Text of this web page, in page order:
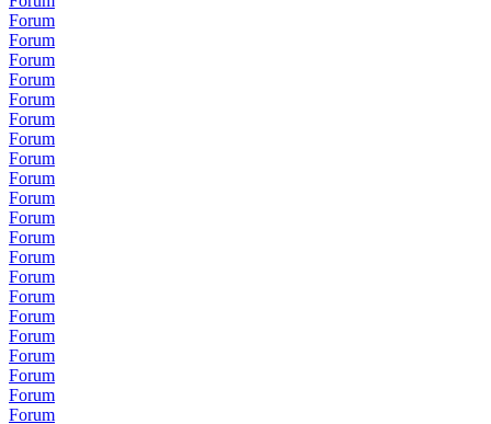
Forum
Forum
Forum
Forum
Forum
Forum
Forum
Forum
Forum
Forum
Forum
Forum
Forum
Forum
Forum
Forum
Forum
Forum
Forum
Forum
Forum